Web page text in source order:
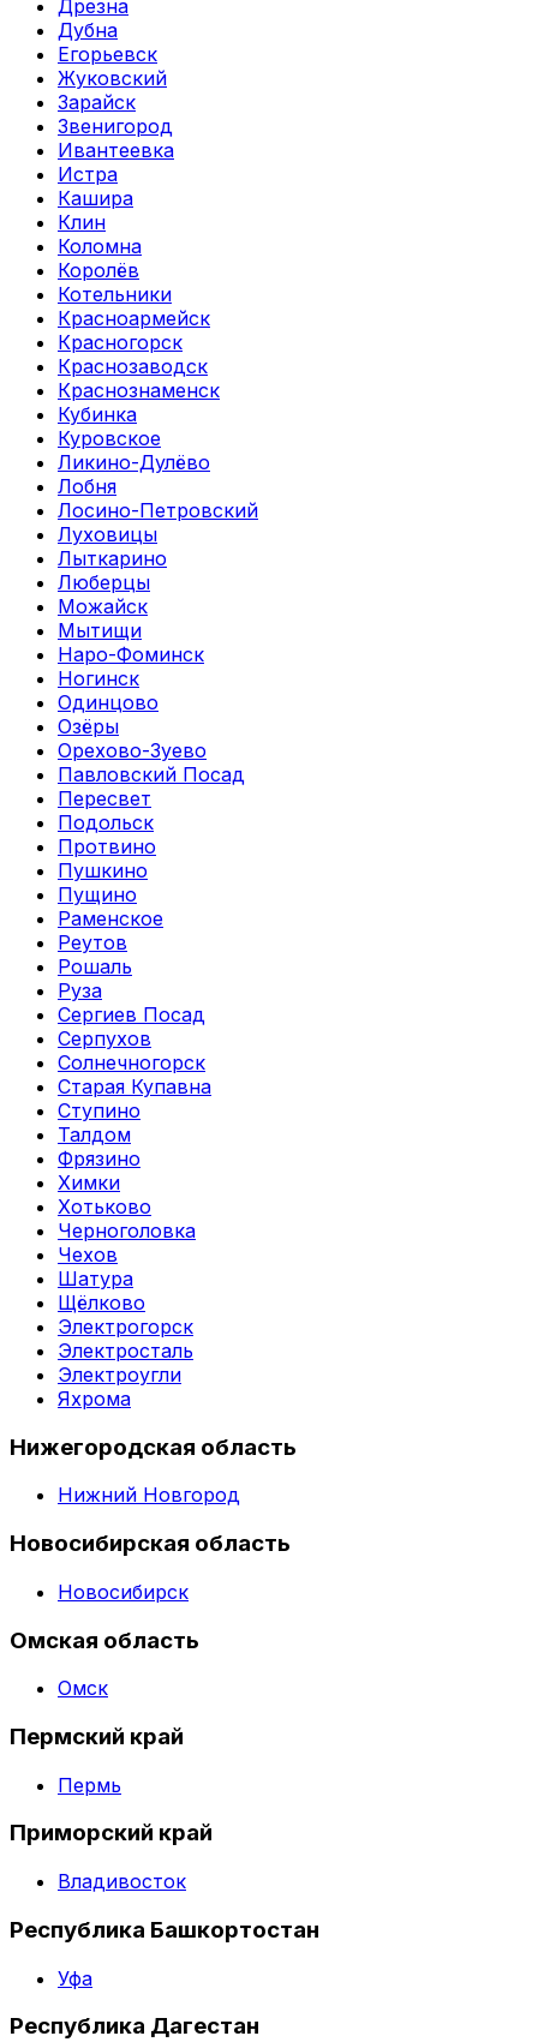
Дрезна
Дубна
Егорьевск
Жуковский
Зарайск
Звенигород
Ивантеевка
Истра
Кашира
Клин
Коломна
Королёв
Котельники
Красноармейск
Красногорск
Краснозаводск
Краснознаменск
Кубинка
Куровское
Ликино-Дулёво
Лобня
Лосино-Петровский
Луховицы
Лыткарино
Люберцы
Можайск
Мытищи
Наро-Фоминск
Ногинск
Одинцово
Озёры
Орехово-Зуево
Павловский Посад
Пересвет
Подольск
Протвино
Пушкино
Пущино
Раменское
Реутов
Рошаль
Руза
Сергиев Посад
Серпухов
Солнечногорск
Старая Купавна
Ступино
Талдом
Фрязино
Химки
Хотьково
Черноголовка
Чехов
Шатура
Щёлково
Электрогорск
Электросталь
Электроугли
Яхрома
Нижегородская область
Нижний Новгород
Новосибирская область
Новосибирск
Омская область
Омск
Пермский край
Пермь
Приморский край
Владивосток
Республика Башкортостан
Уфа
Республика Дагестан